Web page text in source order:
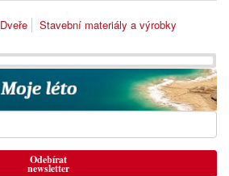
Dveře Stavební materiály a výrobky
Odebírat
newsletter